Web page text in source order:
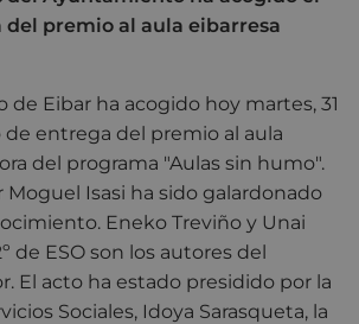
premio al aula eibarresa
Eibar ha acogido hoy martes, 31
de entrega del premio al aula
del programa "Aulas sin humo".
Moguel Isasi ha sido galardonado
Eneko Treviño y Unai
de ESO son los autores del
El acto ha estado presidido por la
Sociales, Idoya Sarasqueta, la